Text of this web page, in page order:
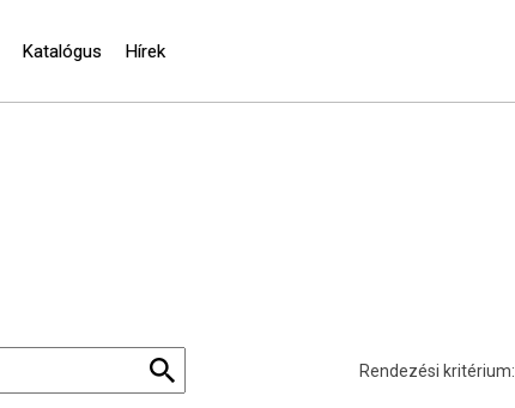
Katalógus Hírek
Rendezési kritérium: